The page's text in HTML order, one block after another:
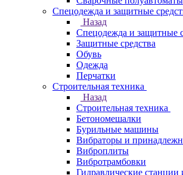
Спецодежда и защитные
Назад
Спецодежда и защитные
Защитные средства
Обувь
Одежда
Перчатки
Строительная техника
Назад
Строительная техника
Бетономешалки
Бурильные машины
Вибраторы и
Виброплиты
Вибротрамбовки
Гидравлические